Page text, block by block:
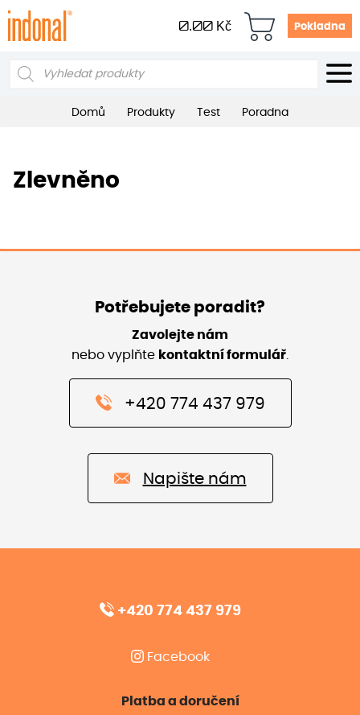
0.00 Kč Pokladna
Products
Domů Produkty Test Poradna
Zlevněno
Potřebujete poradit?
Zavolejte nám
nebo vyplňte kontaktní formulář
+420 774 437 979
Napište nám
+420 774 437 979
Facebook
Platba a doručení